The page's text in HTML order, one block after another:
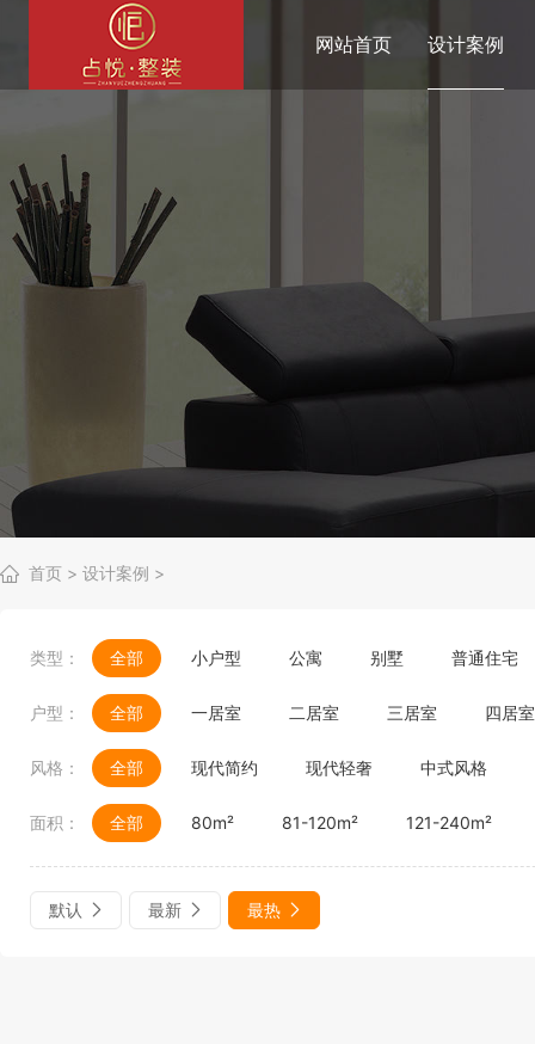
网站首页 设计案例
首页 > 设计案例 >
类型： 全部 小户型 公寓 别墅 普通住宅
户型： 全部 一居室 二居室 三居室 四居室
风格： 全部 现代简约 现代轻奢 中式风格
面积： 全部 80m² 81-120m² 121-240m²
默认 最新 最热